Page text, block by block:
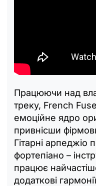
Працюючи над
треку, French
емоційне ядро
привнісши
Гітарні арпеджіо
фортепіано –
працює
додаткові